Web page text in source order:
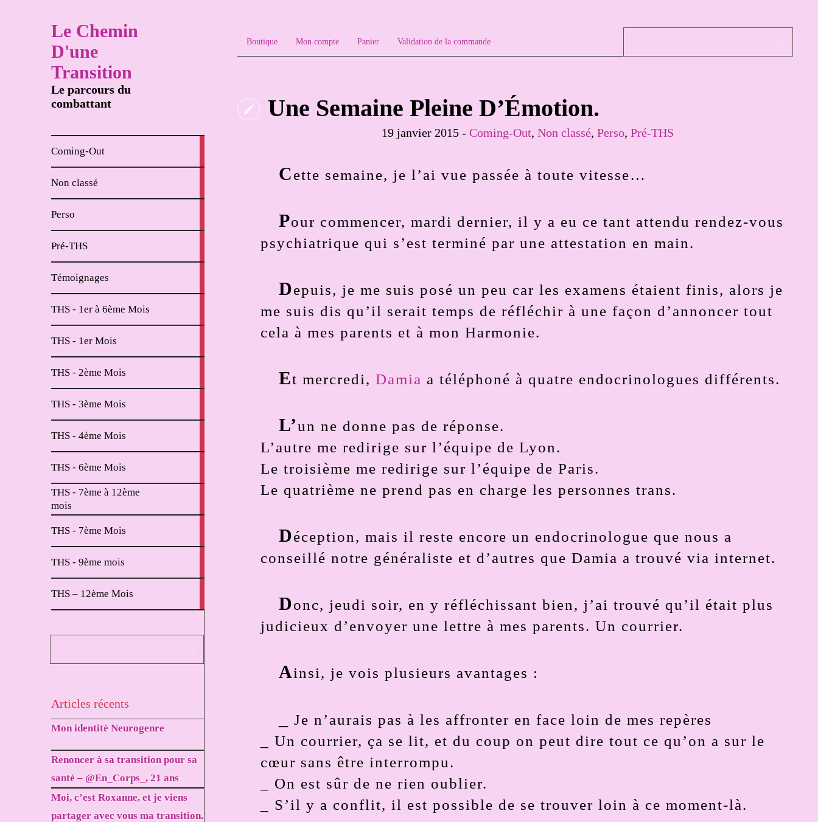
Le Chemin
D'une
Transition
Le parcours du
combattant
Coming-Out
Non classé
Perso
Pré-THS
Témoignages
THS - 1er à 6ème Mois
THS - 1er Mois
THS - 2ème Mois
THS - 3ème Mois
THS - 4ème Mois
THS - 6ème Mois
THS - 7ème à 12ème
mois
THS - 7ème Mois
THS - 9ème mois
THS – 12ème Mois
Articles récents
Mon identité Neurogenre
Renoncer à sa transition pour sa
santé – @En_Corps_, 21 ans
Moi, c’est Roxanne, et je viens
partager avec vous ma transition.
Boutique Mon compte Panier Validation de la commande
Une Semaine Pleine D’Émotion.
19 janvier 2015 - Coming-Out, Non classé, Perso, Pré-THS
Cette semaine, je l’ai vue passée à toute vitesse…
Pour commencer, mardi dernier, il y a eu ce tant attendu rendez-vous
psychiatrique qui s’est terminé par une attestation en main.
Depuis, je me suis posé un peu car les examens étaient finis, alors je
me suis dis qu’il serait temps de réfléchir à une façon d’annoncer tout
cela à mes parents et à mon Harmonie.
Et mercredi, Damia a téléphoné à quatre endocrinologues différents.
L’un ne donne pas de réponse.
L’autre me redirige sur l’équipe de Lyon.
Le troisième me redirige sur l’équipe de Paris.
Le quatrième ne prend pas en charge les personnes trans.
Déception, mais il reste encore un endocrinologue que nous a
conseillé notre généraliste et d’autres que Damia a trouvé via internet.
Donc, jeudi soir, en y réfléchissant bien, j’ai trouvé qu’il était plus
judicieux d’envoyer une lettre à mes parents. Un courrier.
Ainsi, je vois plusieurs avantages :
Je n’aurais pas à les affronter en face loin de mes repères
_ Un courrier, ça se lit, et du coup on peut dire tout ce qu’on a sur le
cœur sans être interrompu.
_ On est sûr de ne rien oublier.
_ S’il y a conflit, il est possible de se trouver loin à ce moment-là.